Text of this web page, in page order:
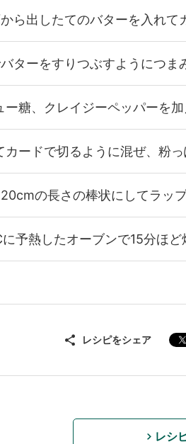
ら出したてのバターを入れて
ターをすりつぶすようにつま
糖、クレイジーペッパーを加
ードで切るように混ぜ、粉っ
の長さの棒状にしてラッ
予熱したオーブンで15分ほど
レシピをシェア
レシ